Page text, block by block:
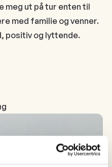
meg ut på tur enten til
med familie og venner.
positiv og lyttende.